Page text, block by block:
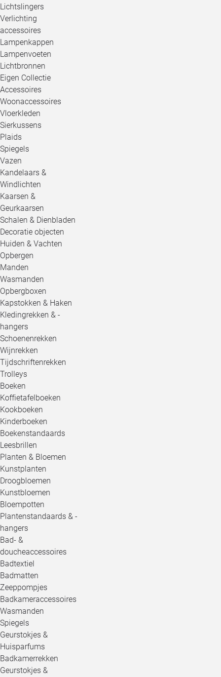
Lichtslingers
Verlichting
accessoires
Lampenkappen
Lampenvoeten
Lichtbronnen
Eigen Collectie
Accessoires
Woonaccessoires
Vloerkleden
Sierkussens
Plaids
Spiegels
Vazen
Kandelaars &
Windlichten
Kaarsen &
Geurkaarsen
Schalen & Dienbladen
Decoratie objecten
Huiden & Vachten
Opbergen
Manden
Wasmanden
Opbergboxen
Kapstokken & Haken
Kledingrekken & -
hangers
Schoenenrekken
Wijnrekken
Tijdschriftenrekken
Trolleys
Boeken
Koffietafelboeken
Kookboeken
Kinderboeken
Boekenstandaards
Leesbrillen
Planten & Bloemen
Kunstplanten
Droogbloemen
Kunstbloemen
Bloempotten
Plantenstandaards & -
hangers
Bad- &
doucheaccessoires
Badtextiel
Badmatten
Zeeppompjes
Badkameraccessoires
Wasmanden
Spiegels
Geurstokjes &
Huisparfums
Badkamerrekken
Geurstokjes &